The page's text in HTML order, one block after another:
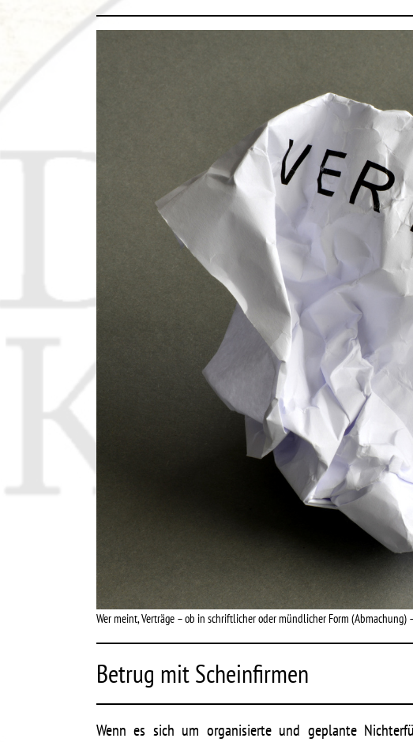
Wer meint, Verträge – ob in schriftlicher oder mündlicher Form
Betrug mit Scheinfirmen
Wenn es sich um organisierte und geplante